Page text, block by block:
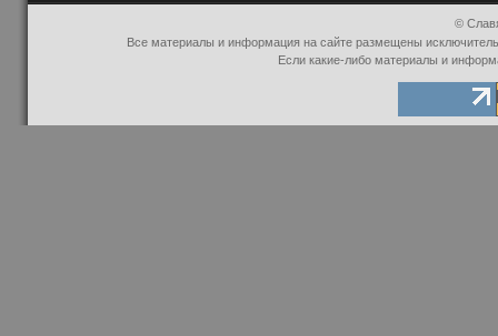
©
Все материалы и информация на сайте размещены
Если какие-либо материалы и